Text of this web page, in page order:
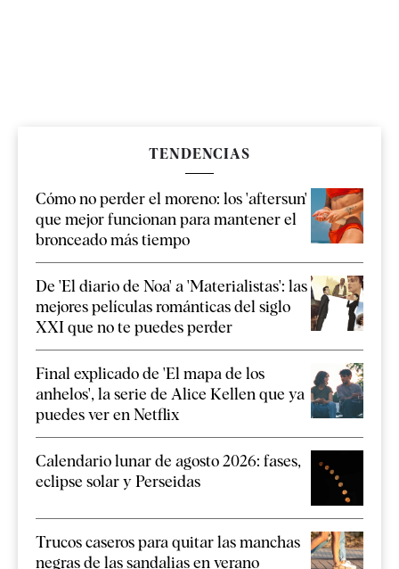
TENDENCIAS
Cómo no perder el moreno: los 'aftersun'
que mejor funcionan para mantener el
bronceado más tiempo
De 'El diario de Noa' a 'Materialistas': las
mejores películas románticas del siglo
XXI que no te puedes perder
Final explicado de 'El mapa de los
anhelos', la serie de Alice Kellen que ya
puedes ver en Netflix
Calendario lunar de agosto 2026: fases,
eclipse solar y Perseidas
Trucos caseros para quitar las manchas
negras de las sandalias en verano